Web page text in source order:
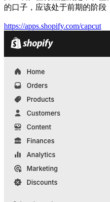
的口子，应该处于前期的阶段
https://apps.shopify.com/capcut